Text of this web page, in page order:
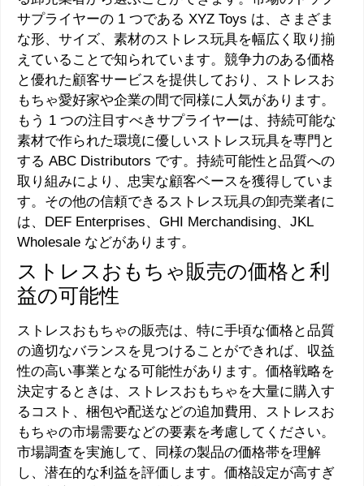
サプライヤーの 1 つである XYZ Toys は、さまざま
な形、サイズ、素材のストレス玩具を幅広く取り揃
えていることで知られています。競争力のある価格
と優れた顧客サービスを提供しており、ストレスお
もちゃ愛好家や企業の間で同様に人気があります。
もう 1 つの注目すべきサプライヤーは、持続可能な
素材で作られた環境に優しいストレス玩具を専門と
する ABC Distributors です。持続可能性と品質への
取り組みにより、忠実な顧客ベースを獲得していま
す。その他の信頼できるストレス玩具の卸売業者に
は、DEF Enterprises、GHI Merchandising、JKL
Wholesale などがあります。
ストレスおもちゃ販売の価格と利
益の可能性
ストレスおもちゃの販売は、特に手頃な価格と品質
の適切なバランスを見つけることができれば、収益
性の高い事業となる可能性があります。価格戦略を
決定するときは、ストレスおもちゃを大量に購入す
るコスト、梱包や配送などの追加費用、ストレスお
もちゃの市場需要などの要素を考慮してください。
市場調査を実施して、同様の製品の価格帯を理解
し、潜在的な利益を評価します。価格設定が高すぎ